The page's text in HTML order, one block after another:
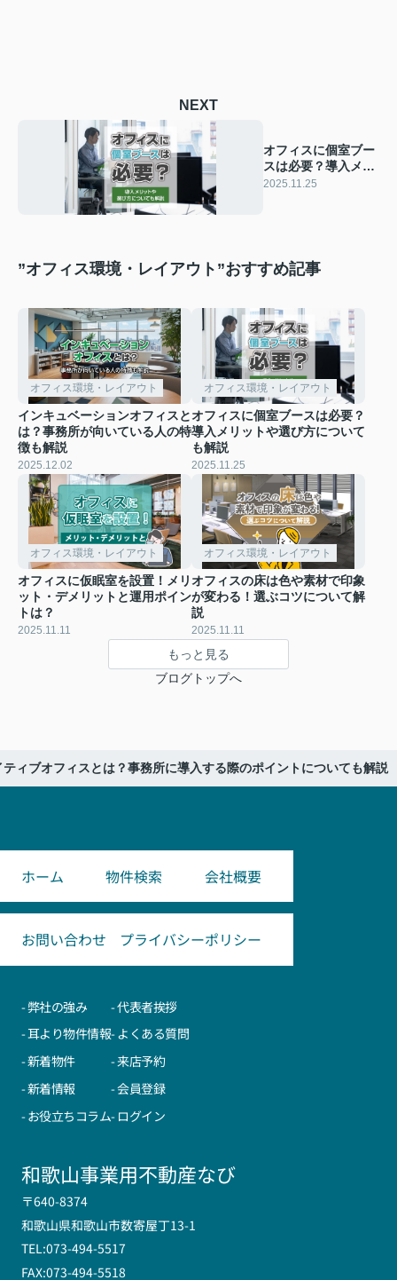
NEXT
オフィスに個室ブー
スは必要？導入メリ
ットや選び方につい
2025.11.25
”オフィス環境・レイアウト”おすすめ記事
オフィス環境・レイアウト
インキュベーションオフィスと
は？事務所が向いている人の特
徴も解説
2025.12.02
オフィス環境・レイアウト
オフィスに個室ブースは必要？
導入メリットや選び方について
も解説
2025.11.25
オフィス環境・レイアウト
オフィスに仮眠室を設置！メリ
ット・デメリットと運用ポイン
トは？
2025.11.11
オフィス環境・レイアウト
オフィスの床は色や素材で印象
が変わる！選ぶコツについて解
説
2025.11.11
もっと見る
ブログトップへ
ティブオフィスとは？事務所に導入する際のポイントについても解説
ホーム 物件検索 会社概要
お問い合わせ プライバシーポリシー
- 弊社の強み
- 耳より物件情報
- 新着物件
- 新着情報
- お役立ちコラム
- 代表者挨拶
- よくある質問
- 来店予約
- 会員登録
- ログイン
和歌山事業用不動産なび
〒640-8374
和歌山県和歌山市数寄屋丁13-1
TEL:073-494-5517
FAX:073-494-5518